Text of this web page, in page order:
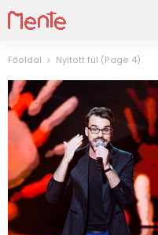
Főoldal Nyitott fül (Page 4)